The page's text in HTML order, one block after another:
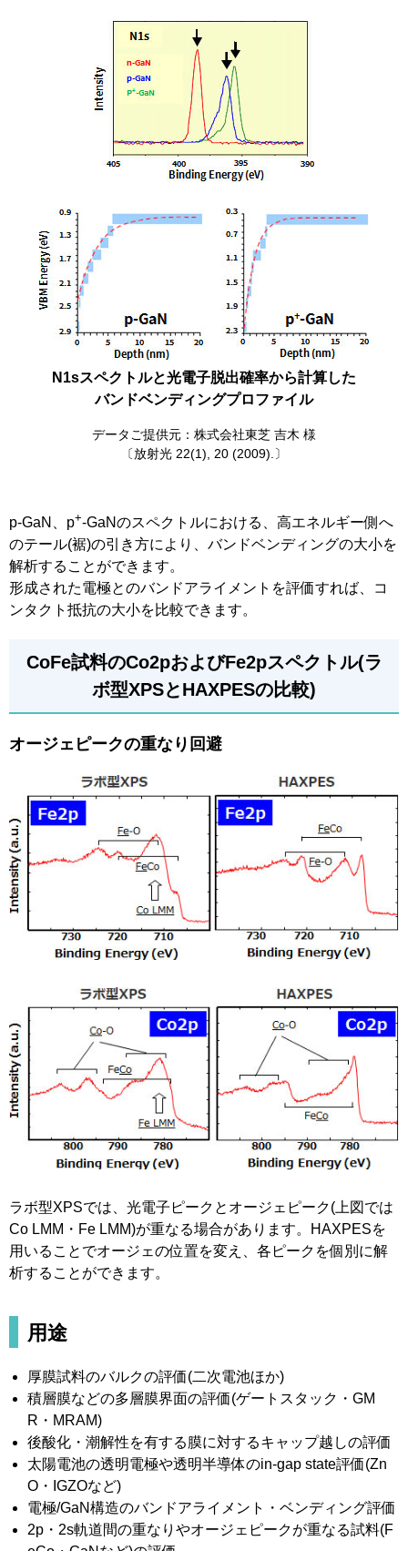
N1sスペクトルと光電子脱出確率から計算した
バンドベンディングプロファイル
データご提供元：株式会社東芝 吉木 様
〔放射光 22(1), 20 (2009).〕
p-GaN、p+-GaNのスペクトルにおける、高エネルギー側へ
のテール(裾)の引き方により、バンドベンディングの大小を
解析することができます。
形成された電極とのバンドアライメントを評価すれば、コ
ンタクト抵抗の大小を比較できます。
CoFe試料のCo2pおよびFe2pスペクトル(ラ
ボ型XPSとHAXPESの比較)
オージェピークの重なり回避
ラボ型XPSでは、光電子ピークとオージェピーク(上図では
Co LMM・Fe LMM)が重なる場合があります。HAXPESを
用いることでオージェの位置を変え、各ピークを個別に解
析することができます。
用途
厚膜試料のバルクの評価(二次電池ほか)
積層膜などの多層膜界面の評価(ゲートスタック・GM
R・MRAM)
後酸化・潮解性を有する膜に対するキャップ越しの評価
太陽電池の透明電極や透明半導体のin-gap state評価(Zn
O・IGZOなど)
電極/GaN構造のバンドアライメント・ベンディング評価
2p・2s軌道間の重なりやオージェピークが重なる試料(F